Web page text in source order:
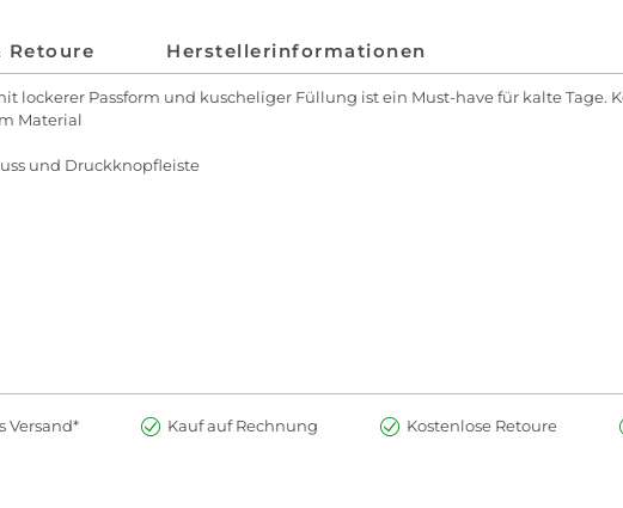
Retoure Herstellerinformationen
lockerer Passform und kuscheliger Füllung ist ein Must-have für kalte Tage.
Material
und Druckknopfleiste
Versand* Kauf auf Rechnung Kostenlose Retoure